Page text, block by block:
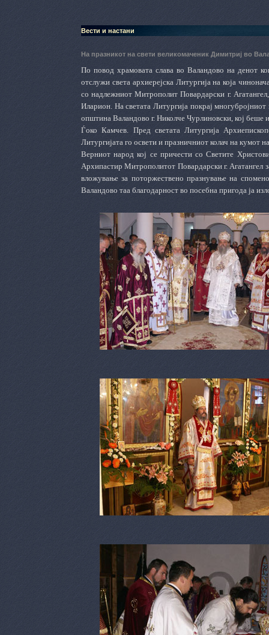
Вести и настани
На празникот на свети великомаченик Димитриј во
По повод храмовата слава во Валандово на денот
отслужи света архиерејска Литургија на која
со надлежниот Митрополит Повардарски г.
Иларион. На светата Литургија покрај
општина Валандово г. Николче Чурлиновски, кој беше
Ѓоко Камчев. Пред светата Литургија
Литургијата го освети и празничниот колач на кумот
Верниот народ кој се причести со Светите
Архипастир Митрополитот Повардарски г. Агатангел
вложување за поторжествено празнување на
Валандово таа благодарност во посебна пригода ја